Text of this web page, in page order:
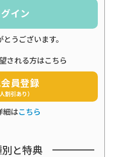
イン
うございます。
される方はこちら
員登録
人割引あり）
細はこちら
と特典